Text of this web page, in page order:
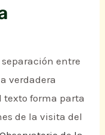
entre
verdadera
texto forma parta
de la visita del